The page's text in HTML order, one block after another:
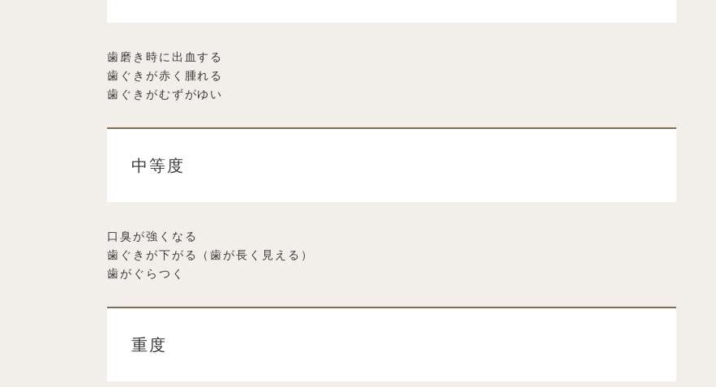
歯磨き時に出血する
歯ぐきが赤く腫れる
歯ぐきがむずがゆい
中等度
口臭が強くなる
歯ぐきが下がる（歯が長く見える）
歯がぐらつく
重度